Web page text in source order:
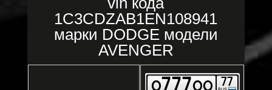
1C3CDZAB1EN108941
марки DODGE модели
AVENGER